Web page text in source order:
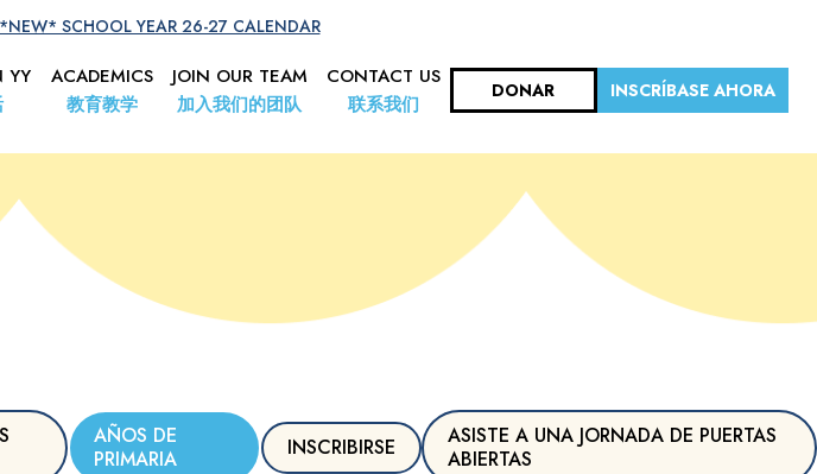
*NEW* SCHOOL YEAR 26-27 CALENDAR
YY
ACADEMICS
教育教学
JOIN OUR TEAM
加入我们的团队
CONTACT US
联系我们
DONAR INSCRÍBASE AHORA
AÑOS DE
PRIMARIA
INSCRIBIRSE
ASISTE A UNA JORNADA DE PUERTAS
ABIERTAS